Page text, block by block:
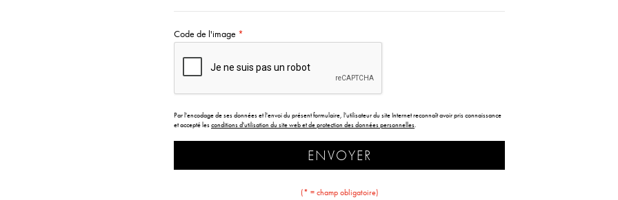
Code de l'image *
Par l'encodage de ses données et l'envoi du présent formulaire, l'utilisateur du site Internet reconnaît avoir pris connaissance
et accepté lesconditions d'utilisation du site web et de protection des données personnelles.
ENVOYER
(* = champ obligatoire)